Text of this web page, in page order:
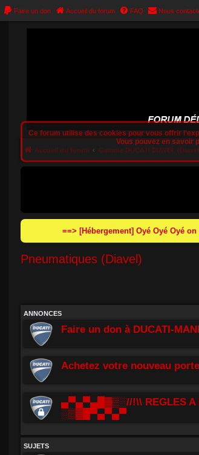
Faire un don Accueil du forum FAQ Nous
Accueil du forum Gamme DUCATI DIAVEL
==> [Hébergement] Oyé Oyé Oyé
Pneumatiques (Diavel)
ANNONCES
Faire un don à DUCATI-
Achetez votre nouveau
▄▀▄▀▄█▓▒░//!\\ REGLES A
░▒▓█▀▄▀▄▀
SUJETS
Ce forum utilise des cookies pour vous offrir
Vous pouvez en savoir